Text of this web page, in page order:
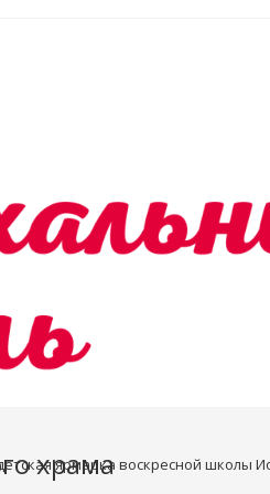
храма
ярмарка воскресной школы